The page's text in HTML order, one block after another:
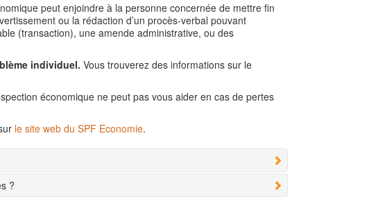
peut enjoindre à la personne concernée de mettre fin
ou la rédaction d’un procès-verbal pouvant
(transaction), une amende administrative, ou des
individuel. Vous trouverez des informations sur le
économique ne peut pas vous aider en cas de pertes
le site web du SPF Economie.
?